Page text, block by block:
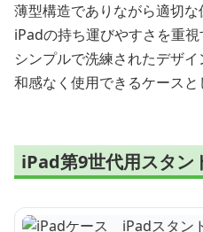
薄型構造でありながら適切な
iPadの持ち運びやすさを重視
シンプルで洗練されたデザ
和感なく使用できるケースと
iPad第9世代用スタン